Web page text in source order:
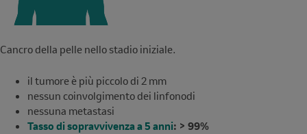
Cancro della pelle nello stadio iniziale.
il tumore è più piccolo di 2 mm
nessun coinvolgimento dei linfonodi
nessuna metastasi
Tasso di sopravvivenza a 5 anni: > 99%